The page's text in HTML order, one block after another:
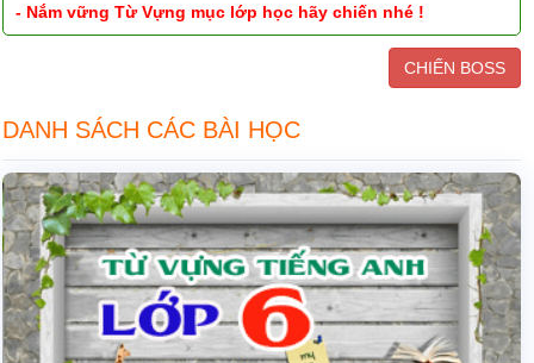
- Nắm vững Từ Vựng mục lớp học hãy chiến nhé !
CHIẾN BOSS
DANH SÁCH CÁC BÀI HỌC